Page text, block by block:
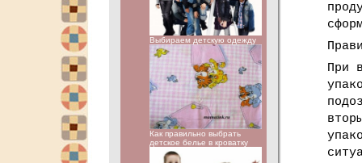
Выбираем детскую одежду
Как правильно выбрать
детское белье в кроватку
При